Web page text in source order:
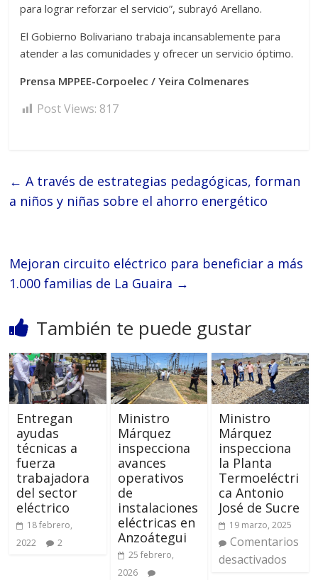
para lograr reforzar el servicio”, subrayó Arellano.
El Gobierno Bolivariano trabaja incansablemente para
atender a las comunidades y ofrecer un servicio óptimo.
Prensa MPPEE-Corpoelec / Yeira Colmenares
Post Views: 817
← A través de estrategias pedagógicas, forman
a niños y niñas sobre el ahorro energético
Mejoran circuito eléctrico para beneficiar a más
1.000 familias de La Guaira →
También te puede gustar
Entregan
ayudas
técnicas a
fuerza
trabajadora
del sector
eléctrico
18 febrero,
2022
2
Ministro
Márquez
inspecciona
avances
operativos
de
instalaciones
eléctricas en
Anzoátegui
25 febrero,
2026
Ministro
Márquez
inspecciona
la Planta
Termoeléctri
ca Antonio
José de Sucre
19 marzo, 2025
Comentarios
desactivados